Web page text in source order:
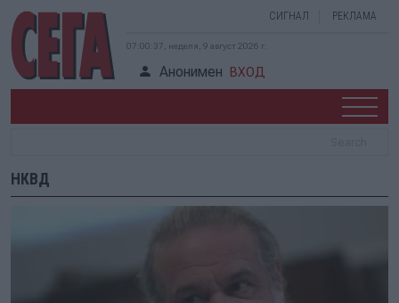
СИГНАЛ РЕКЛАМА
07:00:37, неделя, 9 август 2026 г.
Анонимен ВХОД
НКВД